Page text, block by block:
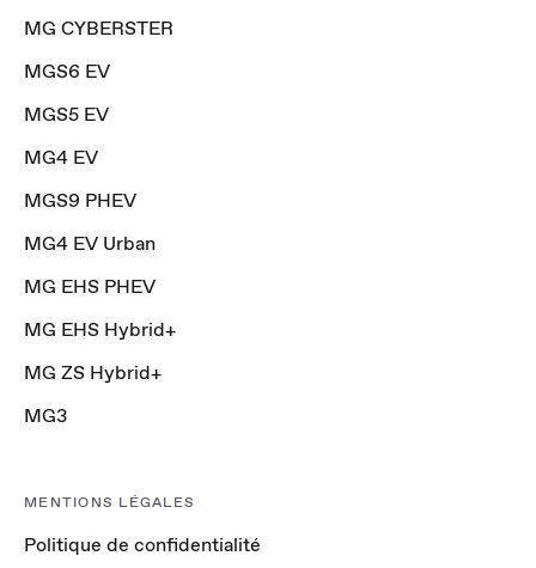
MG CYBERSTER
MGS6 EV
MGS5 EV
MG4 EV
MGS9 PHEV
MG4 EV Urban
MG EHS PHEV
MG EHS Hybrid+
MG ZS Hybrid+
MG3
MENTIONS LÉGALES
Politique de confidentialité